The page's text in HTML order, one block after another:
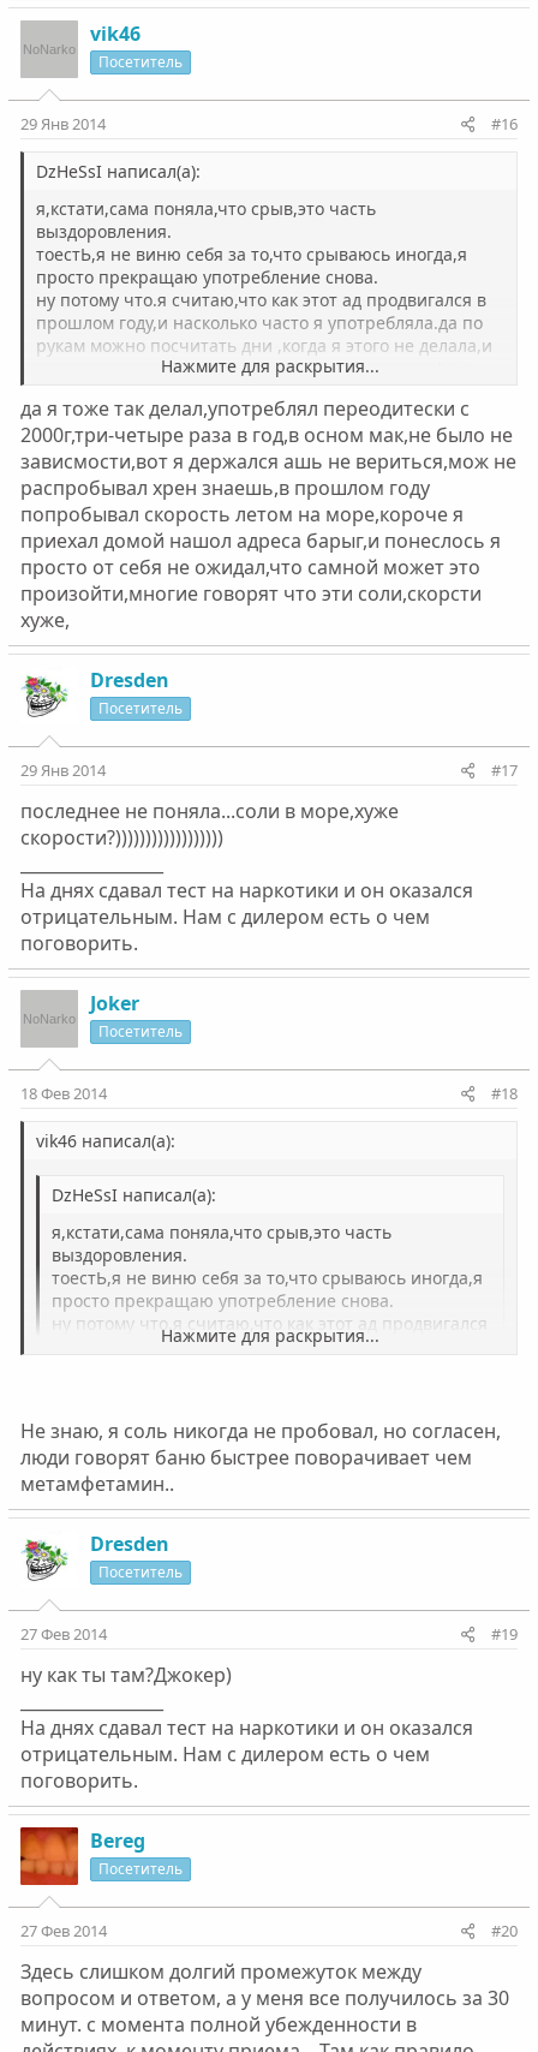
vik46
Посетитель
29 Янв 2014 #16
DzHeSsI написал(а):
я,кстати,сама поняла,что срыв,это часть
выздоровления.
тоестЬ,я не виню себя за то,что срываюсь иногда,я
просто прекращаю употребление снова.
ну потому что.я считаю,что как этот ад продвигался в
прошлом году,и насколько часто я употребляла.да по
рукам можно посчитать дни ,когда я этого не делала,и
как все это происходит сейчас-это небо и земля! и я
не предееееел)))))))))))))))))))
Нажмите для раскрытия...
да я тоже так делал,употреблял переодитески с
2000г,три-четыре раза в год,в осном мак,не было не
зависмости,вот я держался ашь не вериться,мож не
распробывал хрен знаешь,в прошлом году
попробывал скорость летом на море,короче я
приехал домой нашол адреса барыг,и понеслось я
просто от себя не ожидал,что самной может это
произойти,многие говорят что эти соли,скорсти
хуже,
Dresden
Посетитель
29 Янв 2014 #17
последнее не поняла...соли в море,хуже
скорости?))))))))))))))))))
На днях сдавал тест на наркотики и он оказался
отрицательным. Нам с дилером есть о чем
поговорить.
Joker
Посетитель
18 Фев 2014 #18
vik46 написал(а):
DzHeSsI написал(а):
я,кстати,сама поняла,что срыв,это часть
выздоровления.
тоестЬ,я не виню себя за то,что срываюсь иногда,я
просто прекращаю употребление снова.
ну потому что.я считаю,что как этот ад продвигался
в прошлом году,и насколько часто я употребляла.да
достигла...бесконечность-не предееееел)))))))))))))))))))
да я тоже так делал,употреблял переодитески с
2000г,три-четыре раза в год,в осном мак,не было не
зависмости,вот я держался ашь не вериться,мож не
распробывал хрен знаешь,в прошлом году
попробывал скорость летом на море,короче я приехал
домой нашол адреса барыг,и понеслось я просто от
себя не ожидал,что самной может это
произойти,многие говорят что эти соли,скорсти хуже,
Нажмите для раскрытия...
Не знаю, я соль никогда не пробовал, но согласен,
люди говорят баню быстрее поворачивает чем
метамфетамин..
Dresden
Посетитель
27 Фев 2014 #19
ну как ты там?Джокер)
На днях сдавал тест на наркотики и он оказался
отрицательным. Нам с дилером есть о чем
поговорить.
Bereg
Посетитель
27 Фев 2014 #20
Здесь слишком долгий промежуток между
вопросом и ответом, а у меня все получилось за 30
минут. с момента полной убежденности в